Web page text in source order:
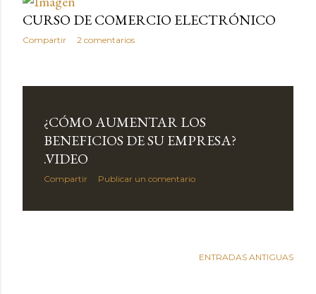
CURSO DE COMERCIO ELECTRÓNICO
Compartir 2 comentarios
¿CÓMO AUMENTAR LOS
BENEFICIOS DE SU EMPRESA?
.VIDEO
Compartir Publicar un comentario
ENTRADAS ANTIGUAS